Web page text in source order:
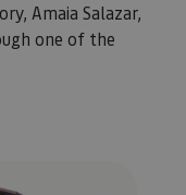
Amaia Salazar,
one of the